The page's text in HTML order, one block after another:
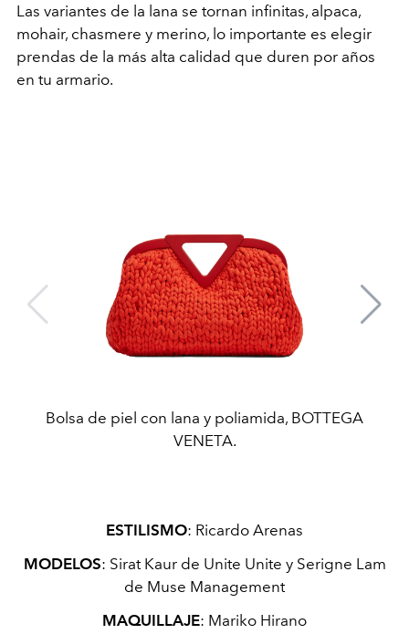
Las variantes de la lana se tornan infinitas, alpaca,
mohair, chasmere y merino, lo importante es elegir
prendas de la más alta calidad que duren por años
en tu armario.
Bolsa de piel con lana y poliamida, BOTTEGA
VENETA.
ESTILISMO: Ricardo Arenas
MODELOS: Sirat Kaur de Unite Unite y Serigne Lam
de Muse Management
MAQUILLAJE: Mariko Hirano